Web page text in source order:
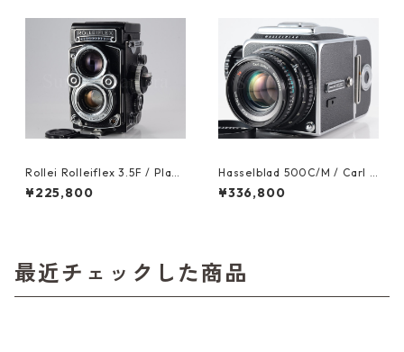
Rollei Rolleiflex 3.5F / Plana
r 75mm F3.5 ローライ（6101
6）
¥225,800
Hasselblad 500C/M / Carl Z
eiss Planar T* 80mm F2.8C
A12 整備済 ハッセルブラッド
¥336,800
最近チェックした商品